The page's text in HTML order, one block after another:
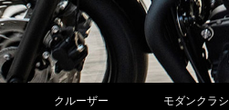
クルーザー モダンクラ